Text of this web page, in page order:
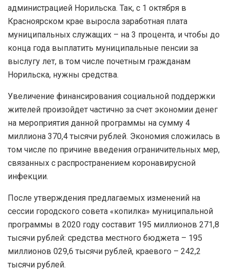
администрацией Норильска. Так, с 1 октября в
Красноярском крае выросла заработная плата
муниципальных служащих – на 3 процента, и чтобы до
конца года выплатить муниципальные пенсии за
выслугу лет, в том числе почетным гражданам
Норильска, нужны средства.
Увеличение финансирования социальной поддержки
жителей произойдет частично за счет экономии денег
на мероприятия данной программы на сумму 4
миллиона 370,4 тысячи рублей. Экономия сложилась в
том числе по причине введения ограничительных мер,
связанных с распространением коронавирусной
инфекции.
После утверждения предлагаемых изменений на
сессии городского совета «копилка» муниципальной
программы в 2020 году составит 195 миллионов 271,8
тысячи рублей: средства местного бюджета – 195
миллионов 029,6 тысячи рублей, краевого – 242,2
тысячи рублей.